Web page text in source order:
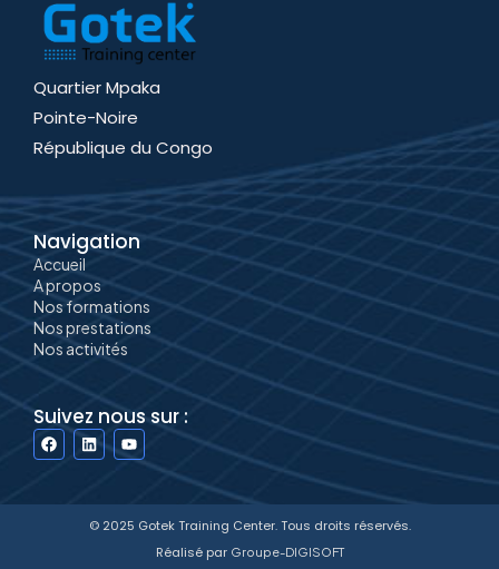
Quartier Mpaka
Pointe-Noire
République du Congo
Navigation
Accueil
A propos
Nos formations
Nos prestations
Nos activités
Suivez nous sur :
F
a
c
L
i
n
i
Y
o
u
e
© 2025 Gotek Training Center. Tous droits réservés.
Réalisé par Groupe-DIGISOFT